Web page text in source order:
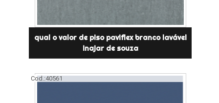
qual o valor de piso paviflex branco lavável
inajar de souza
Cod.:40561